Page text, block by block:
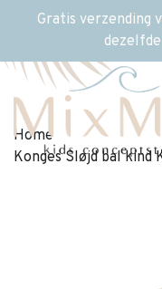
Gratis verzending
Home
Konges Sløjd bal kind